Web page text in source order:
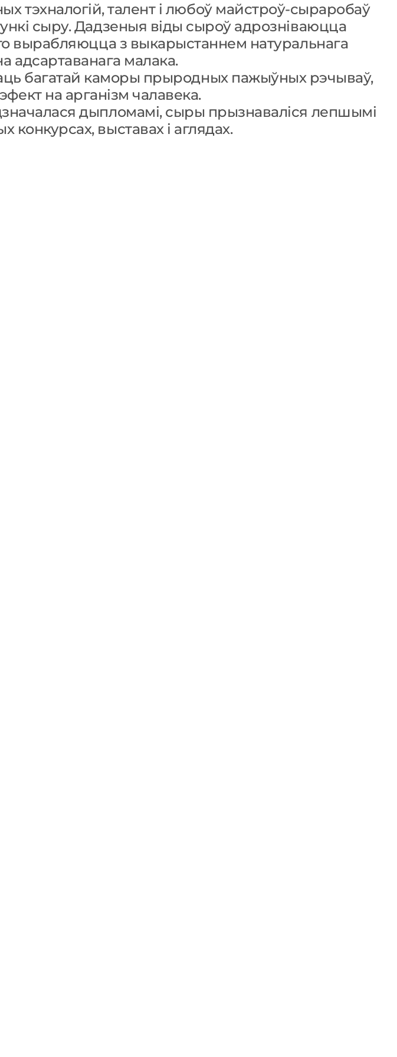
тэхналогій, талент і любоў майстроў-сыраробаў
сыру. Дадзеныя віды сыроў адрозніваюцца
вырабляюцца з выкарыстаннем натуральнага
адсартаванага малака.
багатай каморы прыродных пажыўных рэчываў,
на арганізм чалавека.
дыпломамі, сыры прызнаваліся лепшымі
конкурсах, выставах і аглядах.